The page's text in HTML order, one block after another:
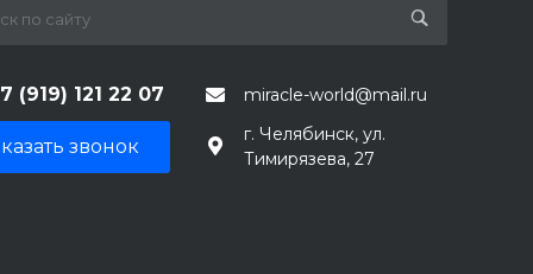
(919) 121 22 07 miracle-world@mail.ru
звонок
г. Челябинск, ул.
Тимирязева, 27